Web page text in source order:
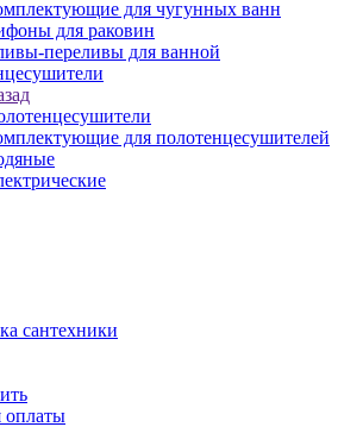
для чугунных ванн
для раковин
переливы для ванной
для полотенцесушителей
сантехники
оплаты